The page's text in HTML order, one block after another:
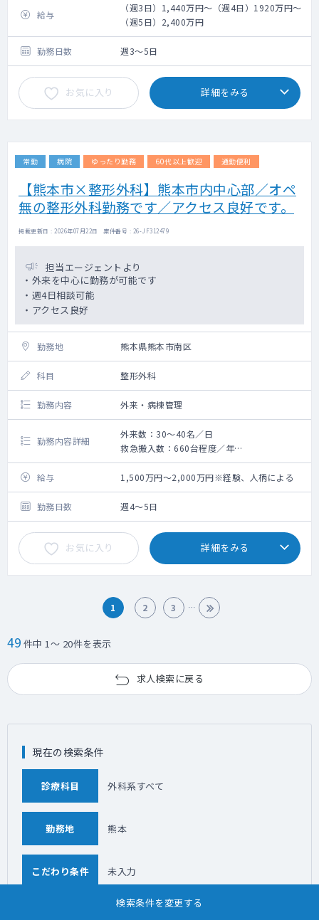
・陰茎注射
給与
（週3日）1,440万円～（週4日）1920万円～
（週5日）2,400万円
勤務日数 週3～5日
お気に入り 詳細をみる
常勤 病院 ゆったり勤務 60代以上歓迎 通勤便利
【熊本市×整形外科】熊本市内中心部／オペ
無の整形外科勤務です／アクセス良好です。
掲載更新日 : 2026年07月22日 案件番号 : 26-JF312479
担当エージェントより
・外来を中心に勤務が可能です
・週4日相談可能
・アクセス良好
勤務地 熊本県熊本市南区
科目 整形外科
勤務内容 外来・病棟管理
勤務内容詳細
外来数：30～40名／日
救急搬入数：660台程度／年
・整形外科の外来・病棟対応・救急対応をお
願いいたします。
・オペはございません。
・30～40名の外来数を想定しております。
給与 1,500万円～2,000万円※経験、人柄による
勤務日数 週4～5日
お気に入り 詳細をみる
1 2 3
49 件中 1～ 20件を表示
求人検索に戻る
検索条件を変更する
現在の検索条件
診療科目 外科系すべて
勤務地 熊本
こだわり条件 未入力